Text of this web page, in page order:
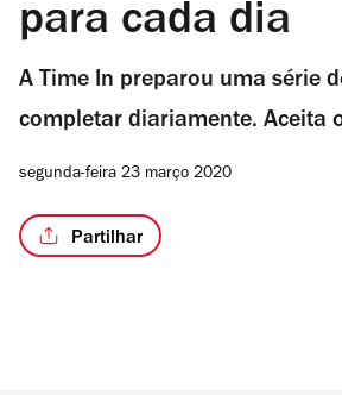
para cada dia
A Time In preparou uma série
completar diariamente. Aceita
segunda-feira 23 março 2020
Partilhar